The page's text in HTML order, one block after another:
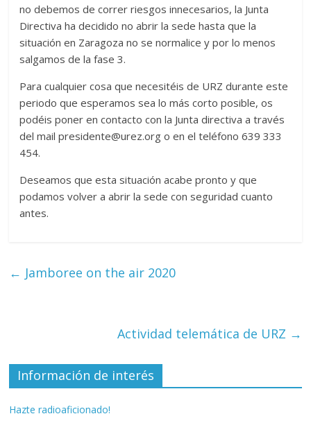
no debemos de correr riesgos innecesarios, la Junta
Directiva ha decidido no abrir la sede hasta que la
situación en Zaragoza no se normalice y por lo menos
salgamos de la fase 3.
Para cualquier cosa que necesitéis de URZ durante este
periodo que esperamos sea lo más corto posible, os
podéis poner en contacto con la Junta directiva a través
del mail presidente@urez.org o en el teléfono 639 333
454.
Deseamos que esta situación acabe pronto y que
podamos volver a abrir la sede con seguridad cuanto
antes.
← Jamboree on the air 2020
Actividad telemática de URZ →
Información de interés
Hazte radioaficionado!